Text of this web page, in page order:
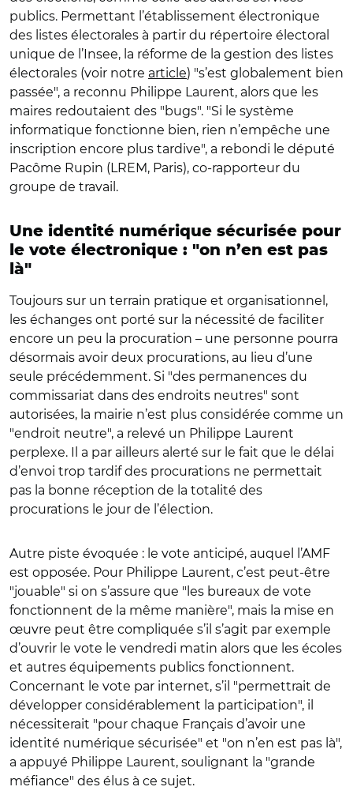
publics. Permettant l’établissement électronique
des listes électorales à partir du répertoire électoral
unique de l’Insee, la réforme de la gestion des listes
électorales (voir notre article) "s’est globalement bien
passée", a reconnu Philippe Laurent, alors que les
maires redoutaient des "bugs". "Si le système
informatique fonctionne bien, rien n’empêche une
inscription encore plus tardive", a rebondi le député
Pacôme Rupin (LREM, Paris), co-rapporteur du
groupe de travail.
Une identité numérique sécurisée pour
le vote électronique : "on n’en est pas
là"
Toujours sur un terrain pratique et organisationnel,
les échanges ont porté sur la nécessité de faciliter
encore un peu la procuration – une personne pourra
désormais avoir deux procurations, au lieu d’une
seule précédemment. Si "des permanences du
commissariat dans des endroits neutres" sont
autorisées, la mairie n’est plus considérée comme un
"endroit neutre", a relevé un Philippe Laurent
perplexe. Il a par ailleurs alerté sur le fait que le délai
d’envoi trop tardif des procurations ne permettait
pas la bonne réception de la totalité des
procurations le jour de l’élection.
Autre piste évoquée : le vote anticipé, auquel l’AMF
est opposée. Pour Philippe Laurent, c’est peut-être
"jouable" si on s’assure que "les bureaux de vote
fonctionnent de la même manière", mais la mise en
œuvre peut être compliquée s’il s’agit par exemple
d’ouvrir le vote le vendredi matin alors que les écoles
et autres équipements publics fonctionnent.
Concernant le vote par internet, s’il "permettrait de
développer considérablement la participation", il
nécessiterait "pour chaque Français d’avoir une
identité numérique sécurisée" et "on n’en est pas là",
a appuyé Philippe Laurent, soulignant la "grande
méfiance" des élus à ce sujet.